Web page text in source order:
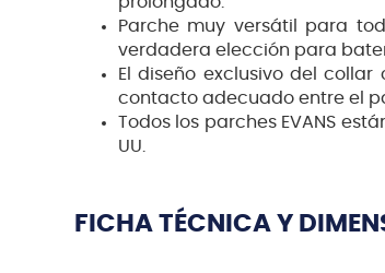
Parche muy versátil para
verdadera elección para
El diseño exclusivo del collar
contacto adecuado entre el
Todos los parches EVANS
UU.
FICHA TÉCNICA Y